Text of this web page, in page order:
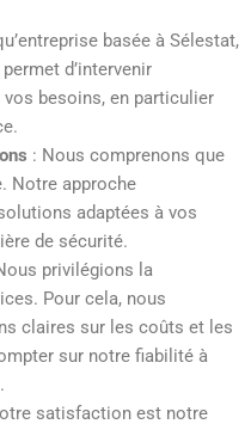
basée à Sélestat,
d’intervenir
besoins, en particulier
: Nous comprenons que
Notre approche
adaptées à vos
de sécurité.
privilégions la
Pour cela, nous
claires sur les coûts et les
sur notre fiabilité à
satisfaction est notre